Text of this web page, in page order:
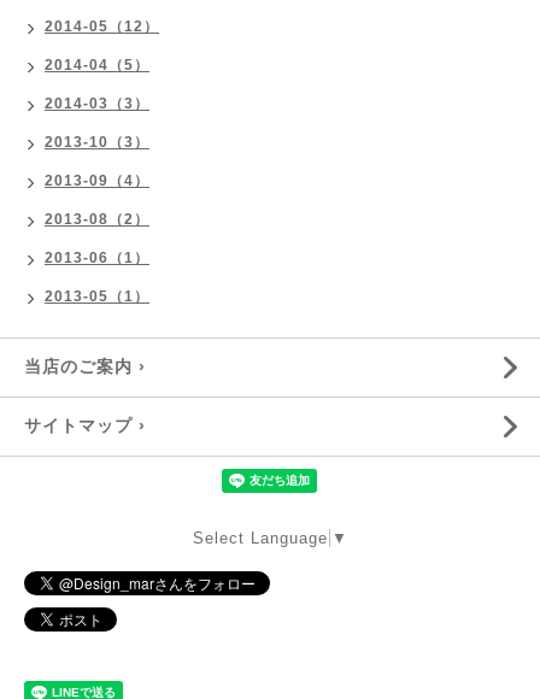
2014-05（12）
2014-04（5）
2014-03（3）
2013-10（3）
2013-09（4）
2013-08（2）
2013-06（1）
2013-05（1）
当店のご案内 ›
サイトマップ ›
Select Language ▼